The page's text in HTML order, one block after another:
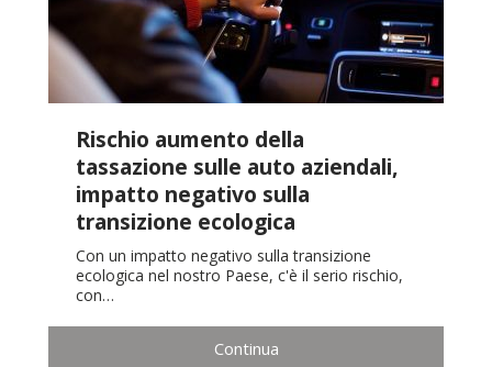
Rischio aumento della
tassazione sulle auto aziendali,
impatto negativo sulla
transizione ecologica
Con un impatto negativo sulla transizione
ecologica nel nostro Paese, c'è il serio rischio,
con…
Continua